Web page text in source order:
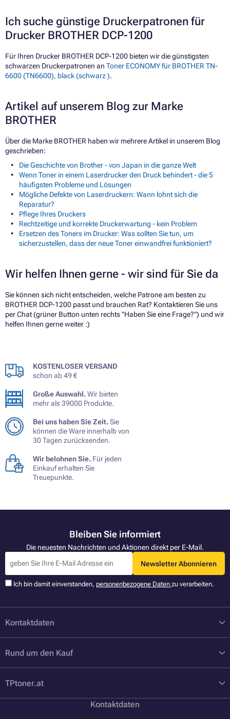
Ich suche günstige Druckerpatronen für
Drucker BROTHER DCP-1200
Für Ihren Drucker BROTHER DCP-1200 bieten wir die günstigsten
schwarzen Druckerpatronen an Toner ECONOMY für BROTHER TN-
6600 (TN6600), black (schwarz ).
Artikel auf unserem Blog zur Marke
BROTHER
Über die Marke BROTHER haben wir mehrere Artikel in unserem Blog
geschrieben:
Die Geschichte von Brother - von Japan in die ganze Welt
Wenn Toner in einem Laserdrucker den Druck behindert - die 5
häufigsten Probleme und Lösungen
Mögliche Defekte von Laserdruckern: Wann lohnt sich die
Reparatur?
Pflege Ihres Druckers
Rechtzeitige und korrekte Druckerwartung - kein Problem
Ersetzen des Toners im Drucker: Was sollten Sie tun, um
sicherzustellen, dass der neue Toner einwandfrei funktioniert?
Wir helfen Ihnen gerne - wir sind für Sie da
Sie können sich nicht entscheiden, welche Patrone am besten zu
BROTHER DCP-1200 passt und brauchen Rat? Kontaktieren Sie uns
per Chat (grüner Button unten rechts "Haben Sie eine Frage?") und wir
helfen Ihnen gerne weiter :)
KOSTENLOSER VERSAND
schon ab 49 €
Große Auswahl.Wir bieten
mehr als 39000 Produkte.
Bei uns haben Sie Zeit.Sie
können die Ware innerhalb von
30 Tagen zurücksenden.
Wir belohnen Sie. Für jeden
Einkauf erhalten Sie
Treuepunkte.
Bleiben Sie informiert
Die neuesten Nachrichten und Aktionen direkt per E-Mail.
Newsletter Abonnieren
Ich bin damit einverstanden, personenbezogene Daten zu verarbeiten.
Kontaktdaten
Rund um den Kauf
TPtoner.at
Kontaktdaten